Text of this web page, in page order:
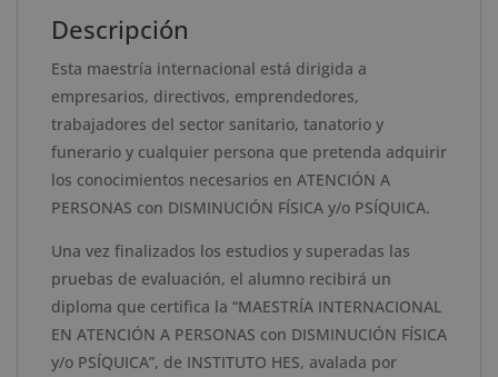
Diploma
Acreditado
Apostilla
Descripción
Esta maestría internacional está dirigida a
empresarios, directivos, emprendedores,
trabajadores del sector sanitario, tanatorio y
funerario y cualquier persona que pretenda adquirir
los conocimientos necesarios en ATENCIÓN A
PERSONAS con DISMINUCIÓN FÍSICA y/o PSÍQUICA.
Una vez finalizados los estudios y superadas las
pruebas de evaluación, el alumno recibirá un
diploma que certifica la “MAESTRÍA INTERNACIONAL
EN ATENCIÓN A PERSONAS con DISMINUCIÓN FÍSICA
y/o PSÍQUICA”, de INSTITUTO HES, avalada por